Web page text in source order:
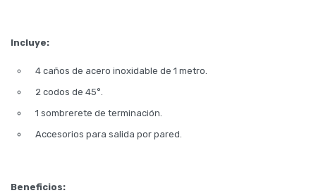
Incluye:
4 caños de acero inoxidable de 1 metro.
2 codos de 45°.
1 sombrerete de terminación.
Accesorios para salida por pared.
Beneficios: